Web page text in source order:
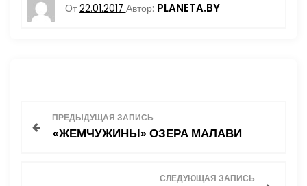
От 22.01.2017 Автор: PLANETA.BY
ПРЕДЫДУЩАЯ ЗАПИСЬ
«ЖЕМЧУЖИНЫ» ОЗЕРА МАЛАВИ
СЛЕДУЮЩАЯ ЗАПИСЬ